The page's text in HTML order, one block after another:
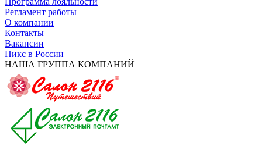
Регламент работы
О компании
Контакты
Вакансии
Никс в России
НАША ГРУППА КОМПАНИЙ